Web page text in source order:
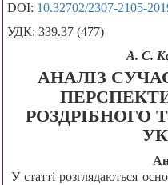
DOI: 10.32702/2307-2105-
УДК: 339.37 (477)
А. С.
АНАЛІЗ
РОЗДРІБНОГО
У статті розглядаються